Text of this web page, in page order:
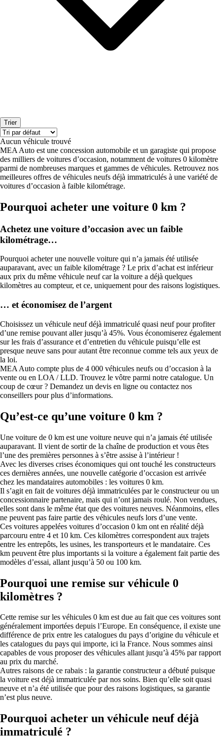
Trier
Aucun véhicule trouvé
MEA Auto est une concession automobile et un garagiste qui propose
des milliers de voitures d’occasion, notamment de voitures 0 kilomètre
parmi de nombreuses marques et gammes de véhicules. Retrouvez nos
meilleures offres de véhicules neufs déjà immatriculés à une variété de
voitures d’occasion à faible kilométrage.
Pourquoi acheter une voiture 0 km ?
Achetez une voiture d’occasion avec un faible
kilométrage…
Pourquoi acheter une nouvelle voiture qui n’a jamais été utilisée
auparavant, avec un faible kilométrage ? Le prix d’achat est inférieur
aux prix du même véhicule neuf car la voiture a déjà quelques
kilomètres au compteur, et ce, uniquement pour des raisons logistiques.
… et économisez de l’argent
Choisissez un véhicule neuf déjà immatriculé quasi neuf pour profiter
d’une remise pouvant aller jusqu’à 45%. Vous économiserez également
sur les frais d’assurance et d’entretien du véhicule puisqu’elle est
presque neuve sans pour autant être reconnue comme tels aux yeux de
la loi.
MEA Auto compte plus de 4 000 véhicules neufs ou d’occasion à la
vente ou en LOA / LLD. Trouvez le vôtre parmi notre catalogue. Un
coup de cœur ? Demandez un devis en ligne ou contactez nos
conseillers pour plus d’informations.
Qu’est-ce qu’une voiture 0 km ?
Une voiture de 0 km est une voiture neuve qui n’a jamais été utilisée
auparavant. Il vient de sortir de la chaîne de production et vous êtes
l’une des premières personnes à s’être assise à l’intérieur !
Avec les diverses crises économiques qui ont touché les constructeurs
ces dernières années, une nouvelle catégorie d’occasion est arrivée
chez les mandataires automobiles : les voitures 0 km.
Il s’agit en fait de voitures déjà immatriculées par le constructeur ou un
concessionnaire partenaire, mais qui n’ont jamais roulé. Non vendues,
elles sont dans le même état que des voitures neuves. Néanmoins, elles
ne peuvent pas faire partie des véhicules neufs lors d’une vente.
Ces voitures appelées voitures d’occasion 0 km ont en réalité déjà
parcouru entre 4 et 10 km. Ces kilomètres correspondent aux trajets
entre les entrepôts, les usines, les transporteurs et le mandataire. Ces
km peuvent être plus importants si la voiture a également fait partie des
modèles d’essai, allant jusqu’à 50 ou 100 km.
Pourquoi une remise sur véhicule 0
kilomètres ?
Cette remise sur les véhicules 0 km est due au fait que ces voitures sont
généralement importées depuis l’Europe. En conséquence, il existe une
différence de prix entre les catalogues du pays d’origine du véhicule et
les catalogues du pays qui importe, ici la France. Nous sommes ainsi
capables de vous proposer des véhicules allant jusqu’à 45% par rapport
au prix du marché.
Autres raisons de ce rabais : la garantie constructeur a débuté puisque
la voiture est déjà immatriculée par nos soins. Bien qu’elle soit quasi
neuve et n’a été utilisée que pour des raisons logistiques, sa garantie
n’est plus neuve.
Pourquoi acheter un véhicule neuf déjà
immatriculé ?